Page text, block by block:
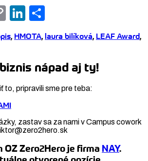
CopyLinkedIn
, HMOTA, laura bilíková, LEAF Award,
nápad aj ty!
to, pripravili sme pre teba:
zastav sa za nami v Campus cowork
Zero2Hero je firma NAY.